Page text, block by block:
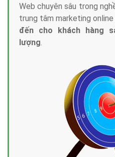
Web chuyên sâu trong
trung tâm marketing online
đến cho khách hàng
lượng.